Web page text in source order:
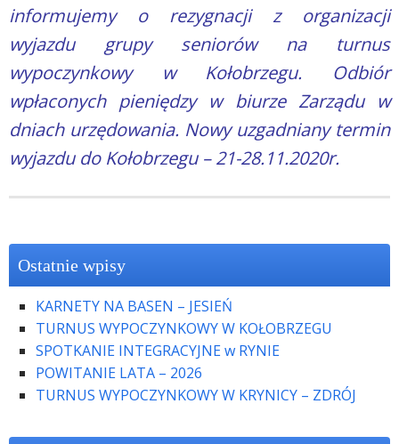
informujemy o rezygnacji z organizacji
wyjazdu grupy seniorów na turnus
wypoczynkowy w Kołobrzegu. Odbiór
wpłaconych pieniędzy w biurze Zarządu w
dniach urzędowania. Nowy uzgadniany termin
wyjazdu do Kołobrzegu – 21-28.11.2020r.
Ostatnie wpisy
KARNETY NA BASEN – JESIEŃ
TURNUS WYPOCZYNKOWY W KOŁOBRZEGU
SPOTKANIE INTEGRACYJNE w RYNIE
POWITANIE LATA – 2026
TURNUS WYPOCZYNKOWY W KRYNICY – ZDRÓJ